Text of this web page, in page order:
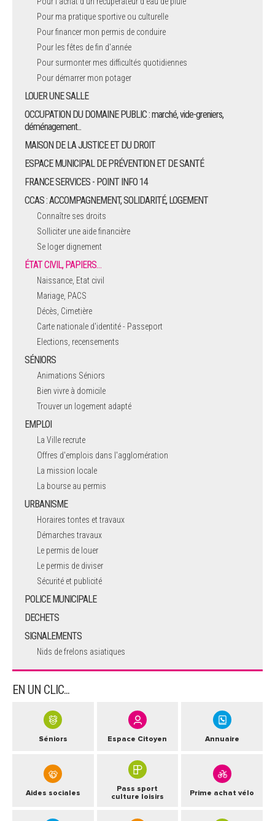
Pour ma pratique sportive ou culturelle
Pour financer mon permis de conduire
Pour les fêtes de fin d'année
Pour surmonter mes difficultés quotidiennes
Pour démarrer mon potager
LOUER UNE SALLE
OCCUPATION DU DOMAINE PUBLIC : marché, vide-greniers,
déménagement...
MAISON DE LA JUSTICE ET DU DROIT
ESPACE MUNICIPAL DE PRÉVENTION ET DE SANTÉ
FRANCE SERVICES - POINT INFO 14
CCAS : ACCOMPAGNEMENT, SOLIDARITÉ, LOGEMENT
Connaître ses droits
Solliciter une aide financière
Se loger dignement
ÉTAT CIVIL, PAPIERS…
Naissance, Etat civil
Mariage, PACS
Décès, Cimetière
Carte nationale d'identité - Passeport
Elections, recensements
SÉNIORS
Animations Séniors
Bien vivre à domicile
Trouver un logement adapté
EMPLOI
La Ville recrute
Offres d'emplois dans l'agglomération
La mission locale
La bourse au permis
URBANISME
Horaires tontes et travaux
Démarches travaux
Le permis de louer
Le permis de diviser
Sécurité et publicité
POLICE MUNICIPALE
DECHETS
SIGNALEMENTS
Nids de frelons asiatiques
EN UN CLIC...
Séniors Espace Citoyen Annuaire
Aides sociales
Pass sport
culture loisirs
Prime achat vélo